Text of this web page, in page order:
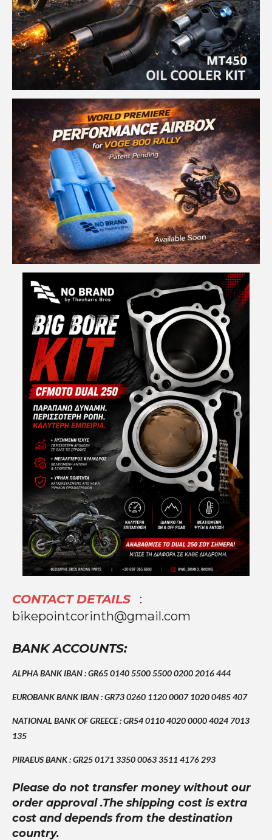
CONTACT DETAILS :
bikepointcorinth@gmail.com
BANK ACCOUNTS:
ALPHA BANK IBAN : GR65 0140 5500 5500 0200 2016 444
EUROBANK BANK IBAN : GR73 0260 1120 0007 1020 0485 407
NATIONAL BANK OF GREECE : GR54 0110 4020 0000 4024 7013
135
PIRAEUS BANK : GR25 0171 3350 0063 3511 4176 293
Please do not transfer money without our
order approval .The shipping cost is extra
cost and depends from the destination
country.